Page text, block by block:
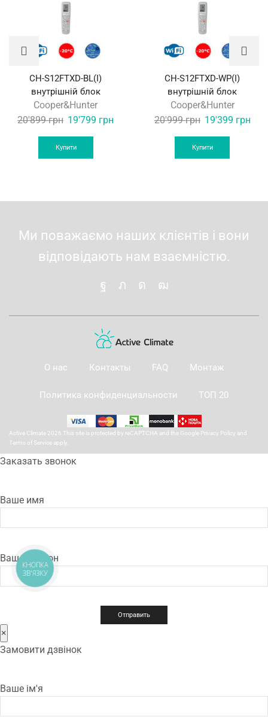
CH-S12FTXD-BL(I)
внутрішній блок
Cooper&Hunter
20'899грн Original
price
was:
19'799 грн
Купити
CH-S12FTXD-WP(I)
внутрішній блок
Cooper&Hunter
20'999грн Original
price
was:
19'399 грн
Купити
Ми поважаємо наших клієнтів і вони
відповідають нам взаємністю.
О нас Контакты FAQ Монтаж
Политика конфиденциальности ТОП 20
Active Climate 2026 This site is protected by reCAPTCHA and the Google Privacy Policy and
Terms of Service apply.
Заказать звонок
Ваше имя
Ваш телефон
×
Замовити дзвінок
Ваше ім'я
КНОПКА
ЗВ'ЯЗКУ